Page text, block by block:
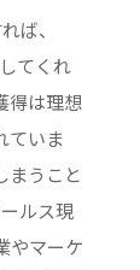
ば、
てくれ
得は理想
ていま
まうこと
ルス現
やマーケ